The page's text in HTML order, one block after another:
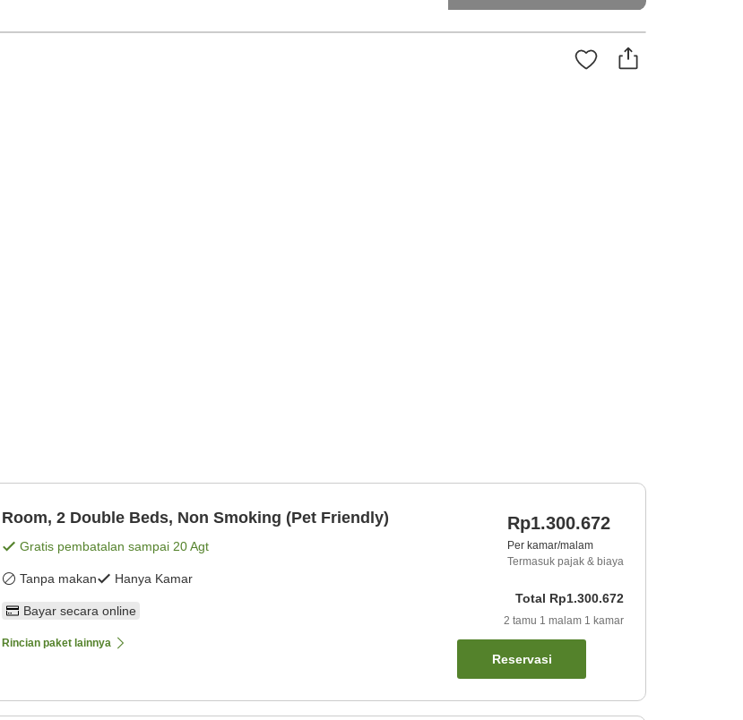
Room, 2 Double Beds, Non Smoking (Pet Friendly)
Gratis pembatalan sampai 20 Agt
Tanpa makan Hanya Kamar
Bayar secara online
Rincian paket lainnya
Rp1.300.672
Per kamar/malam
Termasuk pajak & biaya
Total Rp1.300.672
2 tamu 1 malam 1 kamar
Reservasi